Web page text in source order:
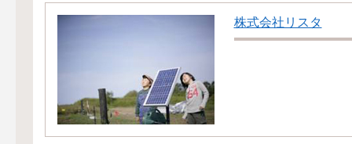
株式会社リスタ